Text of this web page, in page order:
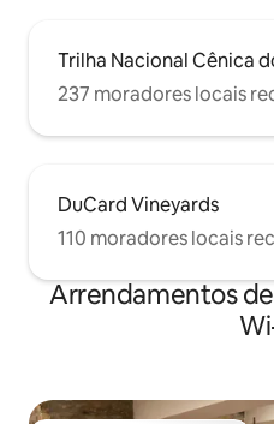
Trilha Nacional Cênica
237 moradores locais
DuCard Vineyards
110 moradores locais
Arrendamentos